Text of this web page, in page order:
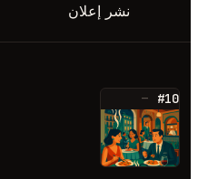
نشر إعلان
#10
—
⭐